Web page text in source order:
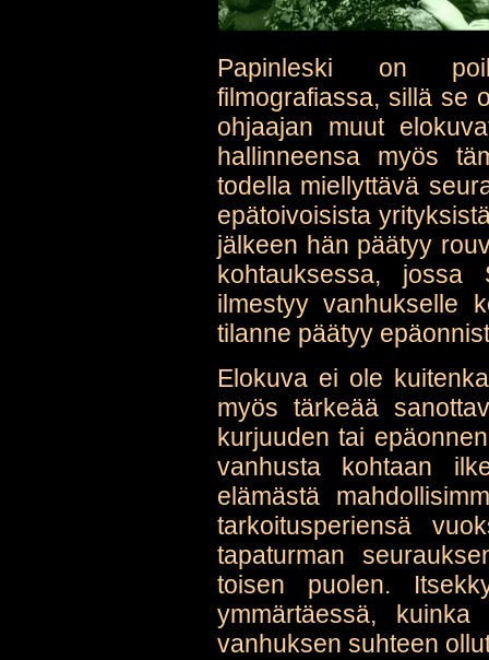
Papinleski on
filmografiassa, sillä se
ohjaajan muut
hallinneensa myös
todella miellyttävä
epätoivoisista
jälkeen hän päätyy
kohtauksessa, jossa
ilmestyy vanhukselle
tilanne päätyy
Elokuva ei ole
myös tärkeää
kurjuuden tai
vanhusta kohtaan
elämästä
tarkoitusperiensä
tapaturman
toisen puolen.
ymmärtäessä,
vanhuksen suhteen